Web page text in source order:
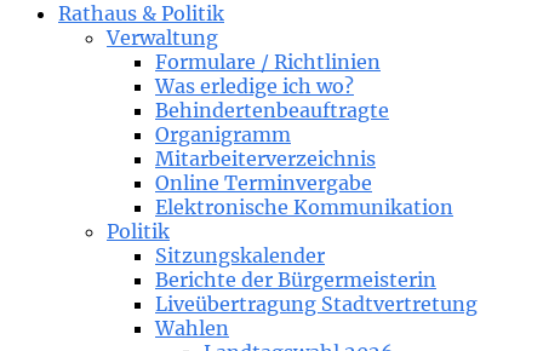
Rathaus & Politik
Verwaltung
Formulare / Richtlinien
Was erledige ich wo?
Behindertenbeauftragte
Organigramm
Mitarbeiterverzeichnis
Online Terminvergabe
Elektronische Kommunikation
Politik
Sitzungskalender
Berichte der Bürgermeisterin
Liveübertragung Stadtvertretung
Wahlen